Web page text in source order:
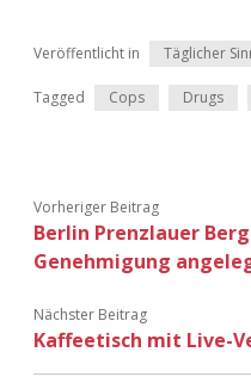
Veröffentlicht in Täglicher
Tagged Cops Drugs
Vorheriger Beitrag
Berlin Prenzlauer
Genehmigung
Nächster Beitrag
Kaffeetisch mit Live-